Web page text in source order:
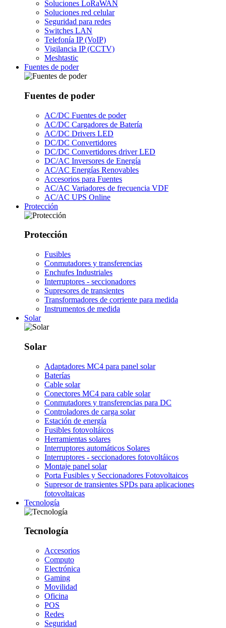
Soluciones LoRaWAN
Soluciones red celular
Seguridad para redes
Switches LAN
Telefonía IP (VoIP)
Vigilancia IP (CCTV)
Meshtastic
Fuentes de poder
Fuentes de poder
AC/DC Fuentes de poder
AC/DC Cargadores de Batería
AC/DC Drivers LED
DC/DC Convertidores
DC/DC Convertidores driver LED
DC/AC Inversores de Energía
AC/AC Energías Renovables
Accesorios para Fuentes
AC/AC Variadores de frecuencia VDF
AC/AC UPS Online
Protección
Protección
Fusibles
Conmutadores y transferencias
Enchufes Industriales
Interruptores - seccionadores
Supresores de transientes
Transformadores de corriente para medida
Instrumentos de medida
Solar
Solar
Adaptadores MC4 para panel solar
Baterías
Cable solar
Conectores MC4 para cable solar
Conmutadores y transferencias para DC
Controladores de carga solar
Estación de energía
Fusibles fotovoltáicos
Herramientas solares
Interruptores automáticos Solares
Interruptores - seccionadores fotovoltáicos
Montaje panel solar
Porta Fusibles y Seccionadores Fotovoltaicos
Supresor de transientes SPDs para aplicaciones
fotovoltaicas
Tecnología
Tecnología
Accesorios
Computo
Electrónica
Gaming
Movilidad
Oficina
POS
Redes
Seguridad